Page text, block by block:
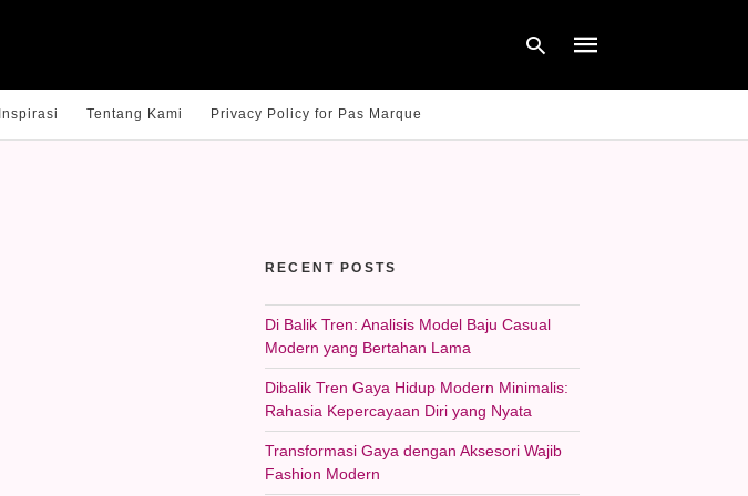
Inspirasi Tentang Kami Privacy Policy for Pas Marque
RECENT POSTS
Di Balik Tren: Analisis Model Baju Casual
Modern yang Bertahan Lama
Dibalik Tren Gaya Hidup Modern Minimalis:
Rahasia Kepercayaan Diri yang Nyata
Transformasi Gaya dengan Aksesori Wajib
Fashion Modern